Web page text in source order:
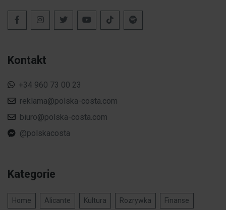
Kontakt
+34 960 73 00 23
reklama@polska-costa.com
biuro@polska-costa.com
@polskacosta
Kategorie
Home Alicante Kultura Rozrywka Finanse